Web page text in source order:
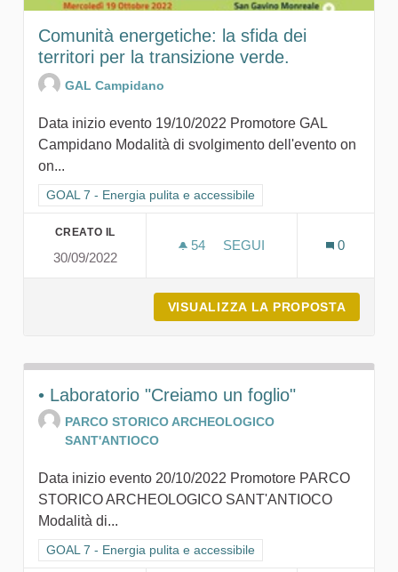
Comunità energetiche: la sfida dei
territori per la transizione verde.
GAL Campidano
Data inizio evento 19/10/2022 Promotore GAL
Campidano Modalità di svolgimento dell'evento on
on...
Filtra i risultati per categoria: GOAL 7 - Energia pulita e
GOAL 7 - Energia pulita e accessibile
CREATO IL
30/09/2022
54 54 SOSTENITORI
SEGUI
0
VISUALIZZA LA PROPOSTA
• Laboratorio "Creiamo un foglio"
PARCO STORICO ARCHEOLOGICO
SANT'ANTIOCO
Data inizio evento 20/10/2022 Promotore PARCO
STORICO ARCHEOLOGICO SANT'ANTIOCO
Modalità di...
Filtra i risultati per categoria: GOAL 7 - Energia pulita e
GOAL 7 - Energia pulita e accessibile